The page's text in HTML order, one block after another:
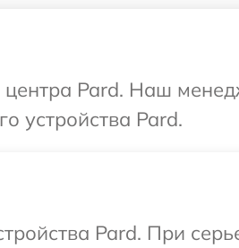
центра Pard. Наш
устройства Pard.
Pard. При